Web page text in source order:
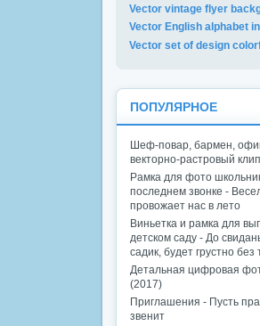
Vector vintage flyer
Vector English alphabet
Vector set of design
ПОПУЛЯРНОЕ
Шеф-повар, бармен,
векторно-растровый
Рамка для фото
последнем звонке -
провожает нас в лето
Виньетка и рамка для
детском саду - До
садик, будет грустно без
Детальная цифровая
(2017)
Приглашения - Пусть
звенит